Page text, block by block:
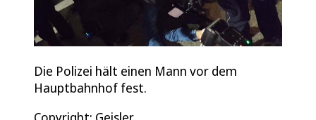
Die Polizei hält einen Mann vor dem
Hauptbahnhof fest.